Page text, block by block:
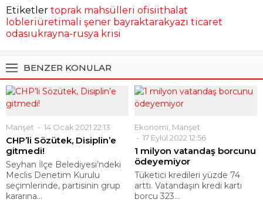
Etiketler toprak mahsülleri ofisiithalat
lobleriüretimali şener bayraktarakyazı ticaret
odasıukrayna-rusya krisi
BENZER KONULAR
Manşet 14 Ocak 2021 22:13
CHP’li Sözütek, Disiplin’e
gitmedi!
Seyhan İlçe Belediyesi’ndeki
Meclis Denetim Kurulu
seçimlerinde, partisinin grup
kararına...
Ekonomi Manşet
17 Eylül 2022 12:56
1 milyon vatandaş borcunu
ödeyemiyor
Tüketici kredileri yüzde 74
arttı. Vatandaşın kredi kartı
borcu 323...